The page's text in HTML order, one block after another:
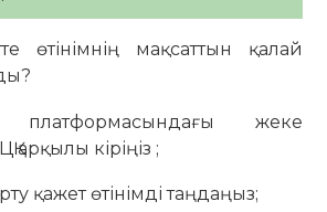
өтінімнің мақсаттын қалай
платформасындағы жеке
арқылы кіріңіз ;
қажет өтінімді таңдаңыз;